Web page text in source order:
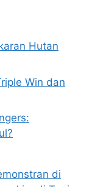
Hutan
Win dan
di